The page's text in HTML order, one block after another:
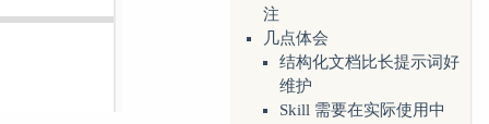
注
几点体会
结构化文档比长提示词好
维护
Skill 需要在实际使用中